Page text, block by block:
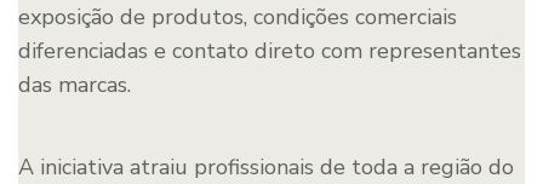
exposição de produtos, condições comerciais
diferenciadas e contato direto com representantes
das marcas.
A iniciativa atraiu profissionais de toda a região do